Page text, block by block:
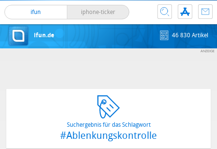
ifun iphone-ticker
ifun.de 46 830 Artikel
Suchergebnis für das Schlagwort
#Ablenkungskontrolle